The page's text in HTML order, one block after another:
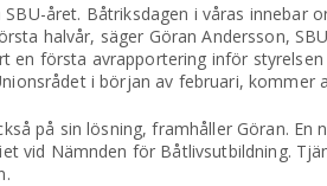
året. Båtriksdagen i våras
halvår, säger Göran Andersson,
en första avrapportering inför
i början av februari,
på sin lösning, framhåller Göran.
vid Nämnden för Båtlivsutbildning.